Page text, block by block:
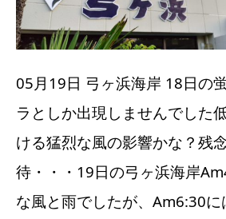
05月19日 弓ヶ浜海岸 18日の
ラとしか出現しませんでした
ける猛烈な風の影響かな？残
待・・・19日の弓ヶ浜海岸
な風と雨でしたが、Am6:30に